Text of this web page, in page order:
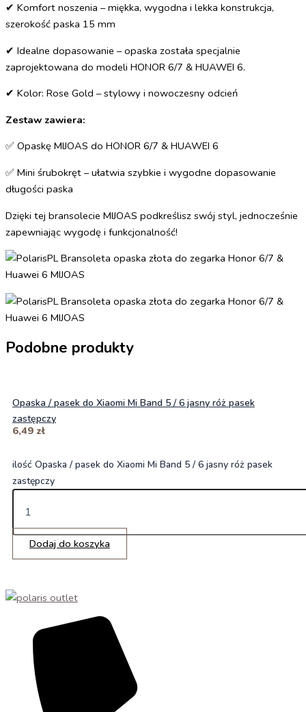
✔ Komfort noszenia – miękka, wygodna i lekka konstrukcja,
szerokość paska 15 mm
✔ Idealne dopasowanie – opaska została specjalnie
zaprojektowana do modeli HONOR 6/7 & HUAWEI 6.
✔ Kolor: Rose Gold – stylowy i nowoczesny odcień
Zestaw zawiera:
✅ Opaskę MIJOAS do HONOR 6/7 & HUAWEI 6
✅ Mini śrubokręt – ułatwia szybkie i wygodne dopasowanie
długości paska
Dzięki tej bransolecie MIJOAS podkreślisz swój styl, jednocześnie
zapewniając wygodę i funkcjonalność!
Podobne produkty
Opaska / pasek do Xiaomi Mi Band 5 / 6 jasny róż pasek
zastępczy
6,49 zł
ilość Opaska / pasek do Xiaomi Mi Band 5 / 6 jasny róż pasek
zastępczy
Dodaj do koszyka